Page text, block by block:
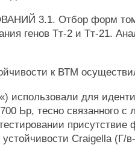
3.1. Отбор форм
генов Тт-2 и Тт-21.
к ВТМ
использовали для
Ьр, тесно связанного с
присутствие
Craigella (Г/